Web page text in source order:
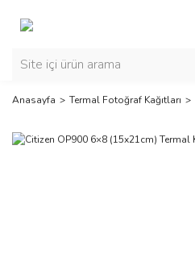
Anasayfa Termal Fotoğraf Kağıtları